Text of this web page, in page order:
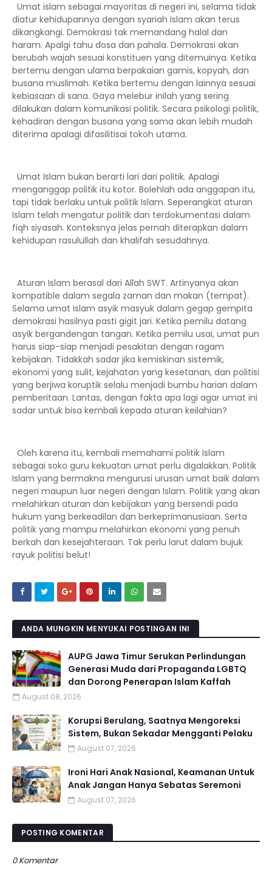
Umat islam sebagai mayoritas di negeri ini, selama tidak
diatur kehidupannya dengan syariah Islam akan terus
dikangkangi. Demokrasi tak memandang halal dan
haram. Apalgi tahu dosa dan pahala. Demokrasi akan
berubah wajah sesuai konstituen yang ditemuinya. Ketika
bertemu dengan ulama berpakaian gamis, kopyah, dan
busana muslimah. Ketika bertemu dengan lainnya sesuai
kebiasaan di sana. Gaya melebur inilah yang sering
dilakukan dalam komunikasi politik. Secara psikologi politik,
kehadiran dengan busana yang sama akan lebih mudah
diterima apalagi difasilitisai tokoh utama.
Umat Islam bukan berarti lari dari politik. Apalagi
menganggap politik itu kotor. Bolehlah ada anggapan itu,
tapi tidak berlaku untuk politik Islam. Seperangkat aturan
Islam telah mengatur politik dan terdokumentasi dalam
fiqh siyasah. Konteksnya jelas pernah diterapkan dalam
kehidupan rasulullah dan khalifah sesudahnya.
Aturan Islam berasal dari Allah SWT. Artinyanya akan
kompatible dalam segala zaman dan makan (tempat).
Selama umat Islam asyik masyuk dalam gegap gempita
demokrasi hasilnya pasti gigit jari. Ketika pemilu datang
asyik bergandengan tangan. Ketika pemilu usai, umat pun
harus siap-siap menjadi pesakitan dengan ragam
kebijakan. Tidakkah sadar jika kemiskinan sistemik,
ekonomi yang sulit, kejahatan yang kesetanan, dan politisi
yang berjiwa koruptik selalu menjadi bumbu harian dalam
pemberitaan. Lantas, dengan fakta apa lagi agar umat ini
sadar untuk bisa kembali kepada aturan keilahian?
Oleh karena itu, kembali memahami politik Islam
sebagai soko guru kekuatan umat perlu digalakkan. Politik
Islam yang bermakna mengurusi urusan umat baik dalam
negeri maupun luar negeri dengan Islam. Politik yang akan
melahirkan aturan dan kebijakan yang bersendi pada
hukum yang berkeadilan dan berkeprimanusiaan. Serta
politik yang mampu melahirkan ekonomi yang penuh
berkah dan kesejahteraan. Tak perlu larut dalam bujuk
rayuk politisi belut!
ANDA MUNGKIN MENYUKAI POSTINGAN INI
AUPG Jawa Timur Serukan Perlindungan
Generasi Muda dari Propaganda LGBTQ
dan Dorong Penerapan Islam Kaffah
August 08, 2026
Korupsi Berulang, Saatnya Mengoreksi
Sistem, Bukan Sekadar Mengganti Pelaku
August 07, 2026
Ironi Hari Anak Nasional, Keamanan Untuk
Anak Jangan Hanya Sebatas Seremoni
August 07, 2026
POSTING KOMENTAR
0 Komentar